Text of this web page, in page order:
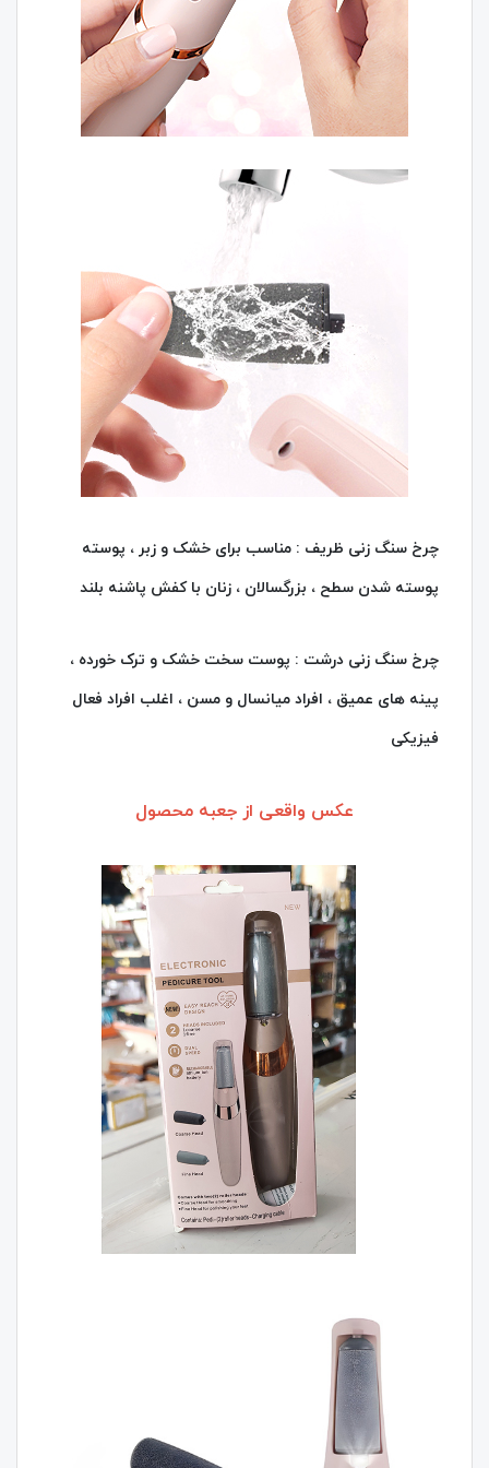
چرخ سنگ زنی ظریف : مناسب برای خشک و زبر ، پوسته
پوسته شدن سطح ، بزرگسالان ، زنان با کفش پاشنه بلند
چرخ سنگ زنی درشت : پوست سخت خشک و ترک خورده ،
پینه های عمیق ، افراد میانسال و مسن ، اغلب افراد فعال
فیزیکی
عکس واقعی از جعبه محصول